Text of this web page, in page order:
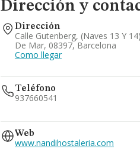
Dirección y
Dirección
Calle Gutenberg, (naves 13 Y
De Mar, 08397, Barcelona
Como llegar
Teléfono
937660541
Ver teléfono 600...
Web
www.nandihostaleria.com